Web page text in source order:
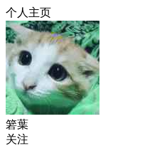
个人主页
箬葉
关注